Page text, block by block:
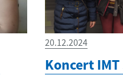
20.12.2024
Koncert